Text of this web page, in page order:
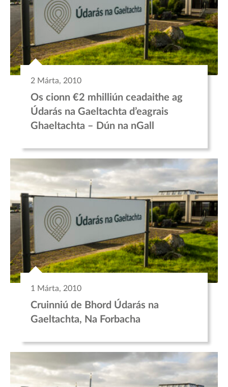
2 Márta, 2010
Os cionn €2 mhilliún ceadaithe ag
Údarás na Gaeltachta d’eagrais
Ghaeltachta – Dún na nGall
1 Márta, 2010
Cruinniú de Bhord Údarás na
Gaeltachta, Na Forbacha